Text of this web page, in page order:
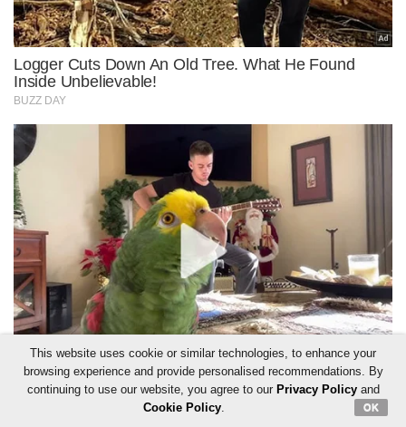
This website uses cookie or similar technologies, to enhance your
browsing experience and provide personalised recommendations. By
continuing to use our website, you agree to our Privacy Policyand
Cookie Policy. OK